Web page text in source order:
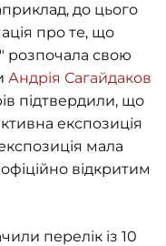
до цього
про те, що
розпочала свою
Андрія Сагайдаков
підтвердили, що
експозиція
мала
відкритим
перелік із 10